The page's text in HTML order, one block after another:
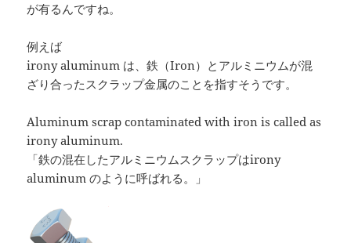
が有るんですね。
例えば
irony aluminum は、鉄（Iron）とアルミニウムが混
ざり合ったスクラップ金属のことを指すそうです。
Aluminum scrap contaminated with iron is called as
irony aluminum.
「鉄の混在したアルミニウムスクラップはirony
aluminum のように呼ばれる。」